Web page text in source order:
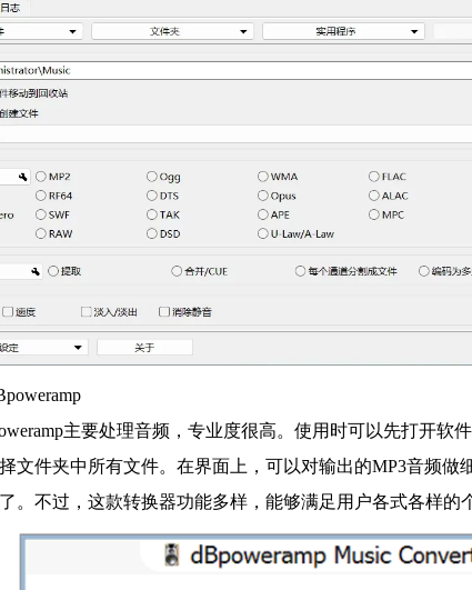
主要处理音频，专业度很高。使用时可以先打开软
文件夹中所有文件。在界面上，可以对输出的MP3音频做
。不过，这款转换器功能多样，能够满足用户各式各样的